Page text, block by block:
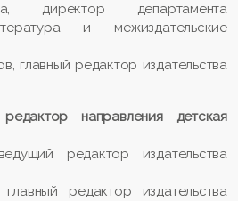
директор департамента
и межиздательские
главный редактор издательства
направления детская
редактор издательства
редактор издательства